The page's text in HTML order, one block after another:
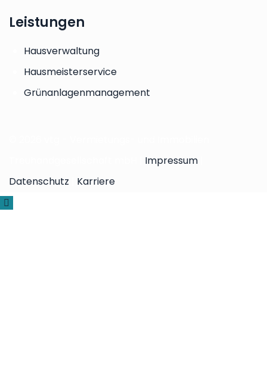
Leistungen
Hausverwaltung
Hausmeisterservice
Grünanlagenmanagement
Impressum
Datenschutz
Karriere